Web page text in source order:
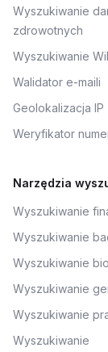
Wyszukiwanie
zdrowotnych
Wyszukiwanie
Walidator e-maili
Geolokalizacja IP
Weryfikator
Narzędzia
Wyszukiwanie
Wyszukiwanie
Wyszukiwanie
Wyszukiwanie
Wyszukiwanie
Wyszukiwanie